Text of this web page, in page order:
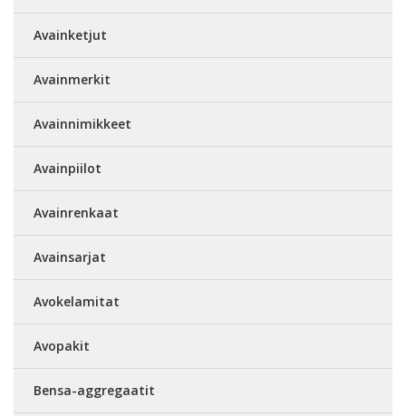
Avainketjut
Avainmerkit
Avainnimikkeet
Avainpiilot
Avainrenkaat
Avainsarjat
Avokelamitat
Avopakit
Bensa-aggregaatit